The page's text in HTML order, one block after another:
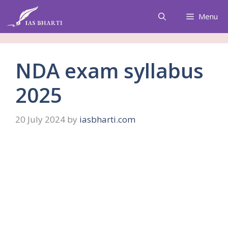
content
Menu
NDA exam syllabus
2025
20 July 2024 by iasbharti.com